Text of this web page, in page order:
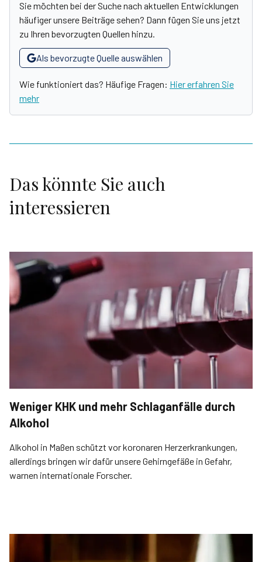
Sie möchten bei der Suche nach aktuellen Entwicklungen
häufiger unsere Beiträge sehen? Dann fügen Sie uns jetzt
zu Ihren bevorzugten Quellen hinzu.
Als bevorzugte Quelle auswählen
Wie funktioniert das? Häufige Fragen: Hier erfahren Sie
mehr
Das könnte Sie auch
interessieren
Weniger KHK und mehr Schlaganfälle durch
Alkohol
Alkohol in Maßen schützt vor koronaren Herzerkrankungen,
allerdings bringen wir dafür unsere Gehirngefäße in Gefahr,
warnen internationale Forscher.